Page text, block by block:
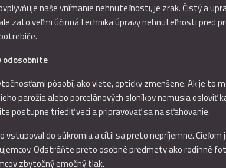
naše vnímanie nehnuteľnosti, je zrak. Čistý a
zato veľmi účinná technika úpravy nehnuteľnosti pred
odosobnite
pôsobí, ako viete, opticky zmenšene. Ak je to
parožia alebo porcelánových sloníkov nemusia
postupne triediť veci a pripravovať sa na sťahovanie.
vstupoval do súkromia a cítil sa preto nepríjemne.
Odstráňte preto osobné predmety ako rodinné
zbytočný emočný tlak.